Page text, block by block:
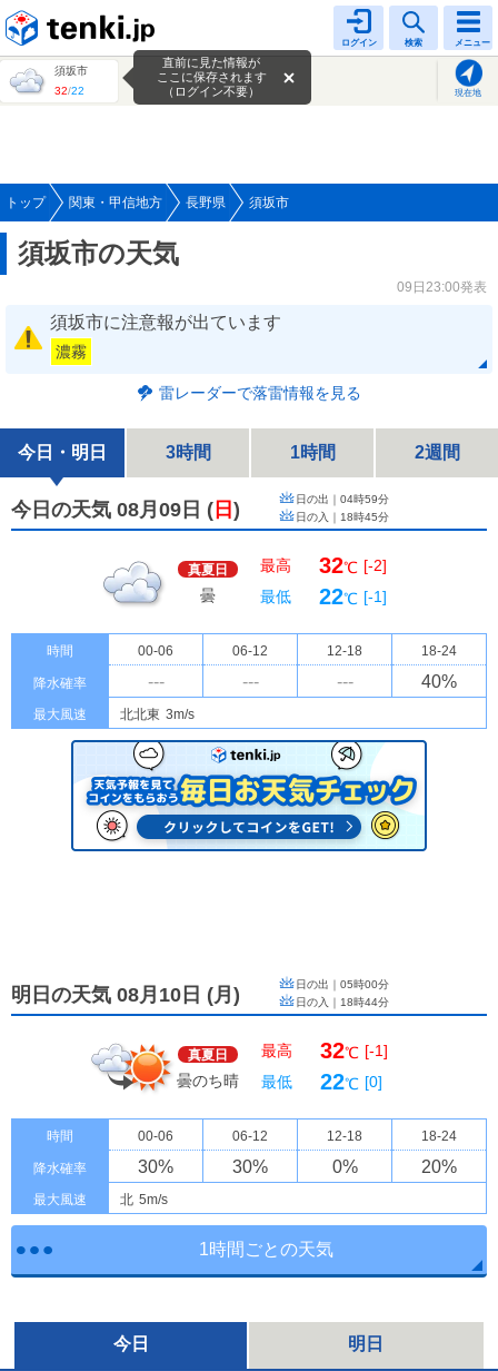
ログイン 検索 メニュー
須坂市
32/22 現在地
直前に見た情報が
ここに保存されます
（ログイン不要）
トップ 関東・甲信地方 長野県 須坂市
須坂市の天気
09日23:00発表
須坂市に注意報が出ています
濃霧
雷レーダーで落雷情報を見る
今日・明日 3時間 1時間 2週間
今日の天気 08月09日 ( 日 ) 日の出｜ 04時59分
日の入｜ 18時45分
真夏日
曇
最高 32℃ [-2]
最低
22℃ [-1]
時間 00-06 06-12 12-18 18-24
降水確率 --- --- --- 40%
最大風速 北北東 3m/s
明日の天気 08月10日 (月 ) 日の出｜ 05時00分
日の入｜ 18時44分
真夏日
曇のち晴
最高 32℃ [-1]
最低
22℃ [0]
時間 00-06 06-12 12-18 18-24
降水確率 30% 30% 0% 20%
最大風速 北 5m/s
1時間ごとの天気
今日 明日